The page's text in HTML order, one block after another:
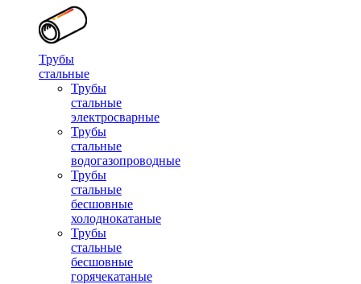
Трубы
стальные
Трубы
стальные
электросварные
Трубы
стальные
водогазопроводные
Трубы
стальные
бесшовные
холоднокатаные
Трубы
стальные
бесшовные
горячекатаные